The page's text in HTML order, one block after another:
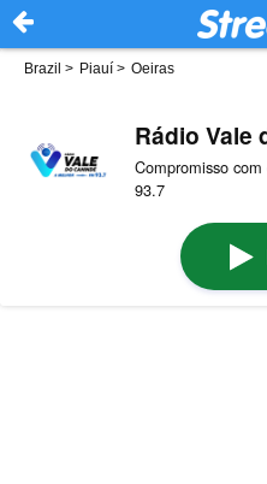
Brazil > Piauí > Oeiras
Rádio Vale
Compromisso com
93.7